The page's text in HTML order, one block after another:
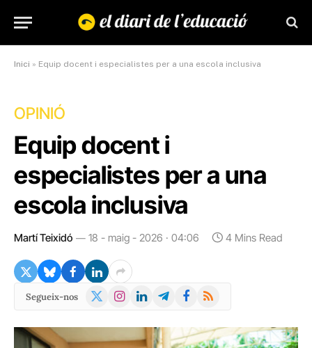
Inici » Equip docent i especialistes per a una escola inclusiva
OPINIÓ
Equip docent i
especialistes per a una
escola inclusiva
Martí Teixidó 18 - maig - 2026 · 04:06 4 Mins Read
Segueix-nos
X
Instagram
LinkedInTelegramFacebook
RSS